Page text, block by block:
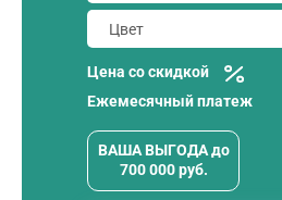
Цена со скидкой
Ежемесячный платеж
ВАША ВЫГОДАдо
700 000руб.